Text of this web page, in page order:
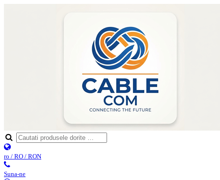
ro / RO / RON
Suna-ne